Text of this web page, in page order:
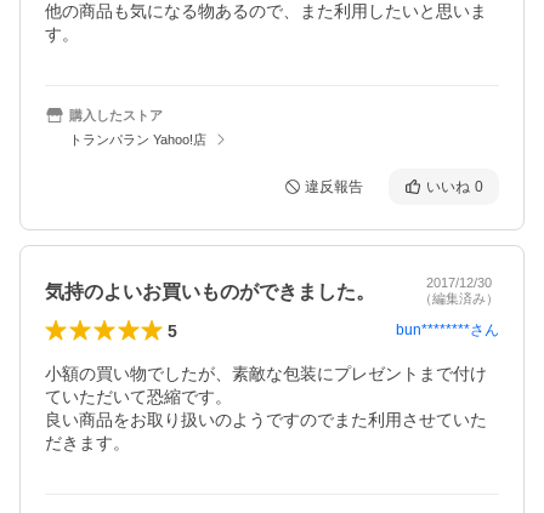
他の商品も気になる物あるので、また利用したいと思いま
す。
購入したストア
トランパラン Yahoo!店
違反報告 いいね 0
気持のよいお買いものができました。
2017/12/30
（編集済み）
5 bun********さん
小額の買い物でしたが、素敵な包装にプレゼントまで付け
ていただいて恐縮です。
良い商品をお取り扱いのようですのでまた利用させていた
だきます。